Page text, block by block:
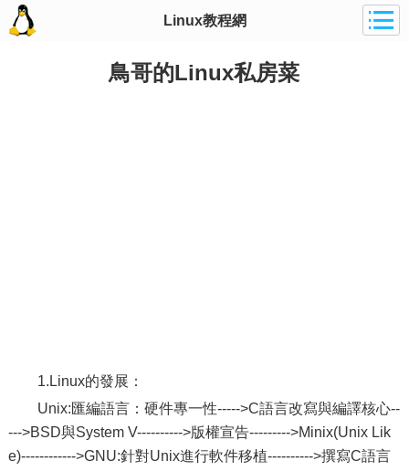
Linux教程網
鳥哥的Linux私房菜
1.Linux的發展：
Unix:匯編語言：硬件專一性----->C語言改寫與編譯核心--
--->BSD與System V---------->版權宣告--------->Minix(Unix Lik
e)------------>GNU:針對Unix進行軟件移植---------->撰寫C語言